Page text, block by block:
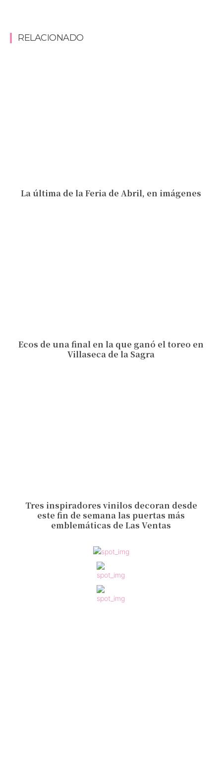
RELACIONADO
La última de la Feria de Abril, en imágenes
Ecos de una final en la que ganó el toreo en
Villaseca de la Sagra
Tres inspiradores vinilos decoran desde
este fin de semana las puertas más
emblemáticas de Las Ventas